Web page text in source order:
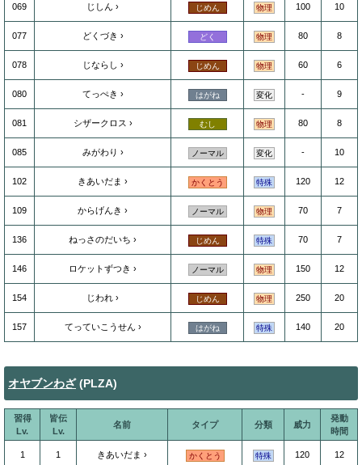
069 じしん じめん 物理 100 10
077 どくづき どく 物理 80 8
078 じならし じめん 物理 60 6
080 てっぺき はがね 変化 - 9
081 シザークロス むし 物理 80 8
085 みがわり ノーマル 変化 - 10
102 きあいだま かくとう 特殊 120 12
109 からげんき ノーマル 物理 70 7
136 ねっさのだいち じめん 特殊 70 7
146 ロケットずつき ノーマル 物理 150 12
154 じわれ じめん 物理 250 20
157 てっていこうせん はがね 特殊 140 20
オヤブンわざ(PLZA)
習得
Lv.
皆伝
Lv.
名前 タイプ 分類 威力
発動
時間
1 1 きあいだま かくとう 特殊 120 12